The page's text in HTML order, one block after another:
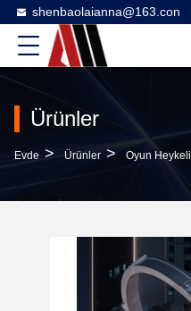
shenbaolaianna@163.con
Ürünler
Evde > Ürünler > Oyun Heykeli